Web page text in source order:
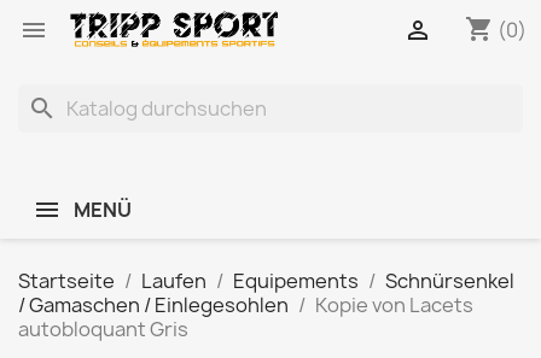
 shopping_cart (0)

search
MENÜ
Startseite Laufen Equipements
Schnürsenkel
/ Gamaschen / Einlegesohlen
Kopie von Lacets
autobloquant Gris